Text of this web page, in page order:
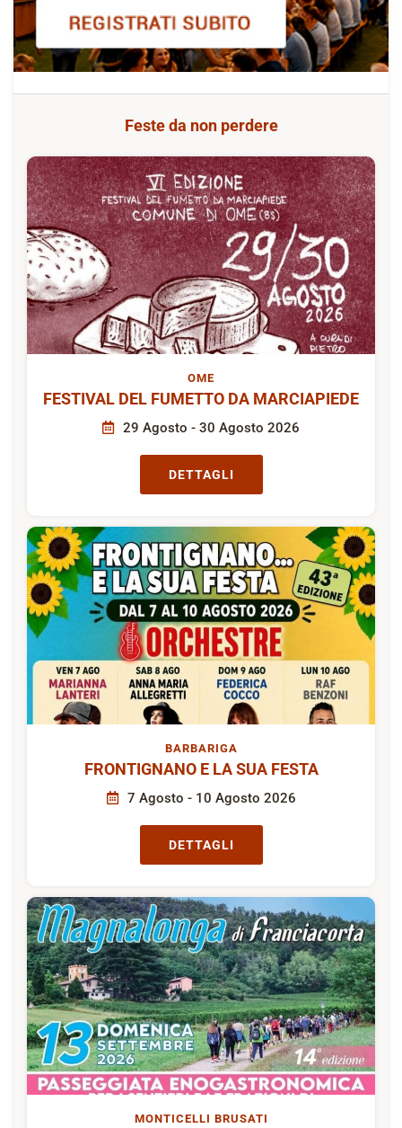
Feste da non perdere
OME
FESTIVAL DEL FUMETTO DA MARCIAPIEDE
29 Agosto - 30 Agosto 2026
DETTAGLI
BARBARIGA
FRONTIGNANO E LA SUA FESTA
7 Agosto - 10 Agosto 2026
DETTAGLI
MONTICELLI BRUSATI